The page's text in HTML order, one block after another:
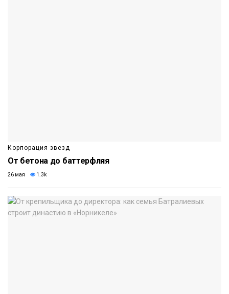
Корпорация звезд
От бетона до баттерфляя
26 мая 1.3k